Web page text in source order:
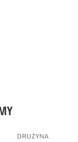
DRUŻYNA